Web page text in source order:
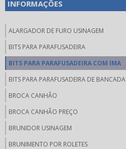
INFORMAÇÕES
ALARGADOR DE FURO USINAGEM
BITS PARA PARAFUSADEIRA
BITS PARA PARAFUSADEIRA COM IMA
BITS PARA PARAFUSADEIRA DE BANCADA
BROCA CANHÃO
BROCA CANHÃO PREÇO
BRUNIDOR USINAGEM
BRUNIMENTO POR ROLETES